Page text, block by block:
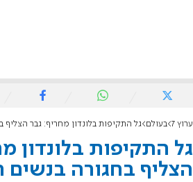
ערוץ 7 בעולם גל התקיפות בלונדון מחריף: גבר הצליף
גל התקיפות בלונדון
הצליף בחגורה בנשים